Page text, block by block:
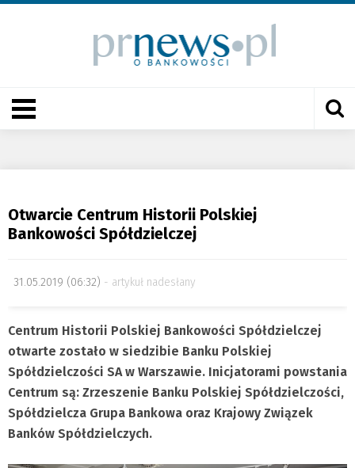
Otwarcie Centrum Historii Polskiej
Bankowości Spółdzielczej
31.05.2019 (06:32) artykuł nadesłany
Centrum Historii Polskiej Bankowości Spółdzielczej
otwarte zostało w siedzibie Banku Polskiej
Spółdzielczości SA w Warszawie. Inicjatorami powstania
Centrum są: Zrzeszenie Banku Polskiej Spółdzielczości,
Spółdzielcza Grupa Bankowa oraz Krajowy Związek
Banków Spółdzielczych.